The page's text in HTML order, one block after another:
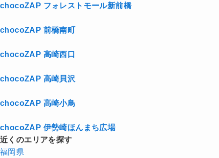
chocoZAP フォレストモール新前橋
chocoZAP 前橋南町
chocoZAP 高崎西口
chocoZAP 高崎貝沢
chocoZAP 高崎小鳥
chocoZAP 伊勢崎ほんまち広場
近くのエリアを探す
福岡県